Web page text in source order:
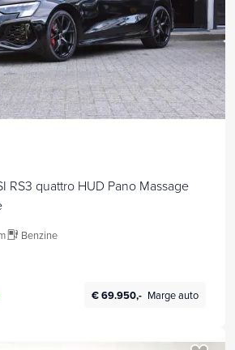
RS3 quattro HUD Pano Massage
Benzine
€ 69.950,- Marge auto